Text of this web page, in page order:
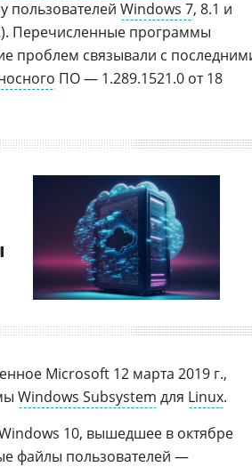
пользователей Windows 7, 8.1 и
Перечисленные программы
проблем связывали с
ПО — 1.289.1521.0 от 18
Microsoft 12 марта 2019 г.,
Windows Subsystem для Linux.
10, вышедшее в октябре
файлы пользователей —